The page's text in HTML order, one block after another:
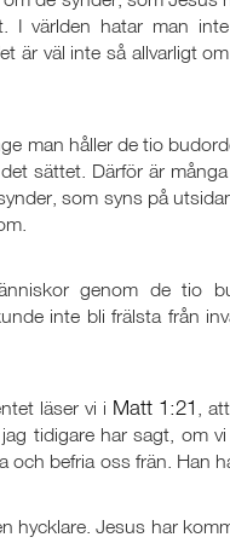
I världen hatar man
är väl inte så allvarligt
man håller de tio
sättet. Därför är
som syns på
genom de tio
inte bli frälsta från
läser vi i Matt 1:21 ,
tidigare har sagt, om
och befria oss frän. Han
hycklare. Jesus har